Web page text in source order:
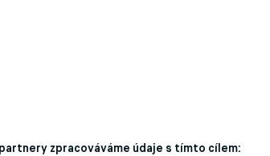
zpracováváme údaje s tímto cílem: